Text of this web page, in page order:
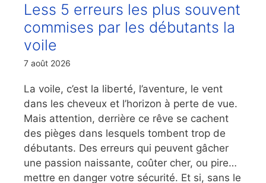
Less 5 erreurs les plus souvent
commises par les débutants la
voile
7 août 2026
La voile, c’est la liberté, l’aventure, le vent
dans les cheveux et l’horizon à perte de vue.
Mais attention, derrière ce rêve se cachent
des pièges dans lesquels tombent trop de
débutants. Des erreurs qui peuvent gâcher
une passion naissante, coûter cher, ou pire…
mettre en danger votre sécurité. Et si, sans le